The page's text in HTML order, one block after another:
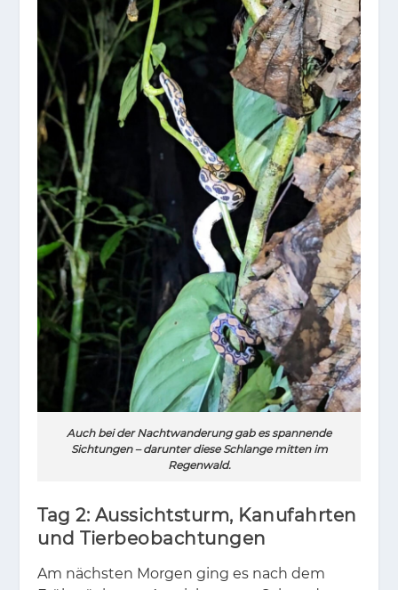
Auch bei der Nachtwanderung gab es spannende
Sichtungen – darunter diese Schlange mitten im
Regenwald.
Tag 2: Aussichtsturm, Kanufahrten
und Tierbeobachtungen
Am nächs­ten Mor­gen ging es nach dem